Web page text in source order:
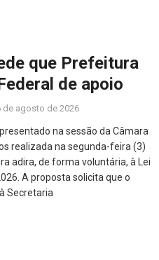
que Prefeitura
de apoio
de agosto de 2026
na sessão da Câmara
realizada na segunda-feira (3)
adira, de forma voluntária, à Lei
A proposta solicita que o
Secretaria